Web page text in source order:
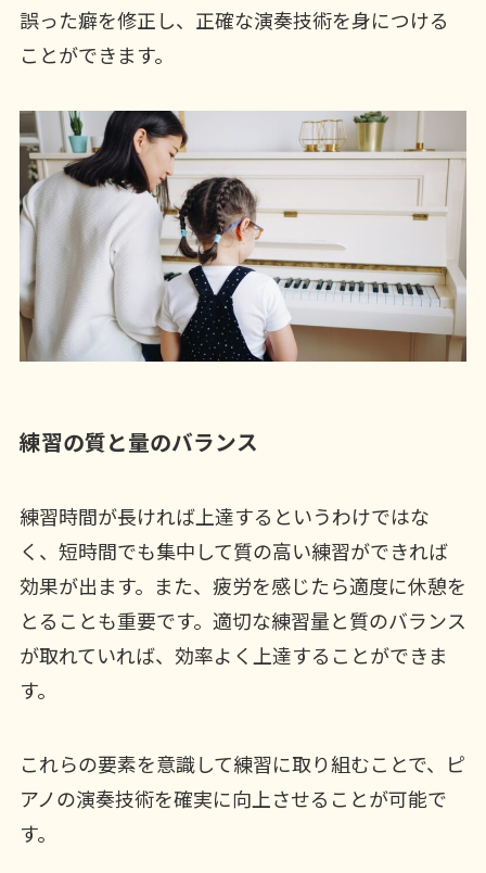
誤った癖を修正し、正確な演奏技術を身につける
ことができます。
練習の質と量のバランス
練習時間が長ければ上達するというわけではな
く、短時間でも集中して質の高い練習ができれば
効果が出ます。また、疲労を感じたら適度に休憩を
とることも重要です。適切な練習量と質のバランス
が取れていれば、効率よく上達することができま
す。
これらの要素を意識して練習に取り組むことで、ピ
アノの演奏技術を確実に向上させることが可能で
す。